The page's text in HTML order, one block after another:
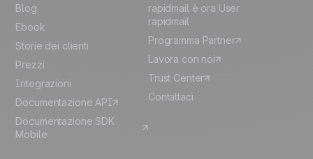
Blog
Ebook
Storie dei clienti
Prezzi
Integrazioni
Documentazione API
Documentazione SDK
Mobile
rapidmail è ora User
rapidmail
Programma Partner
Lavora con noi
Trust Center
Contattaci